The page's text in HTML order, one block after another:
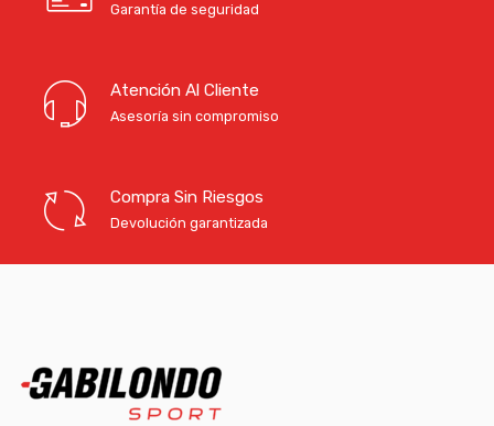
Garantía de seguridad
Atención Al Cliente
Asesoría sin compromiso
Compra Sin Riesgos
Devolución garantizada